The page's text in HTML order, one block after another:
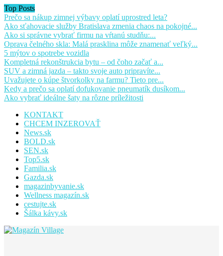
Top Posts
Prečo sa nákup zimnej výbavy oplatí uprostred leta?
Ako sťahovacie služby Bratislava zmenia chaos na pokojné...
Ako si správne vybrať firmu na vŕtanú studňu:...
Oprava čelného skla: Malá prasklina môže znamenať veľký...
5 mýtov o spotrebe vozidla
Kompletná rekonštrukcia bytu – od čoho začať a...
SUV a zimná jazda – takto svoje auto pripravíte...
Uvažujete o kúpe štvorkolky na farmu? Tieto pre...
Kedy a prečo sa oplatí dofukovanie pneumatík dusíkom...
Ako vybrať ideálne šaty na rôzne príležitosti
KONTAKT
CHCEM INZEROVAŤ
News.sk
BOLD.sk
SEN.sk
Top5.sk
Familia.sk
Gazda.sk
magazinbyvanie.sk
Wellness magazín.sk
cestujte.sk
Šálka kávy.sk